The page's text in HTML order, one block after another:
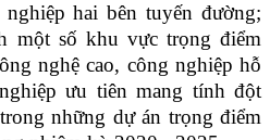
hai bên tuyến đường;
một số khu vực trọng điểm
nghệ cao, công nghiệp hỗ
ưu tiên mang tính đột
những dự án trọng điểm